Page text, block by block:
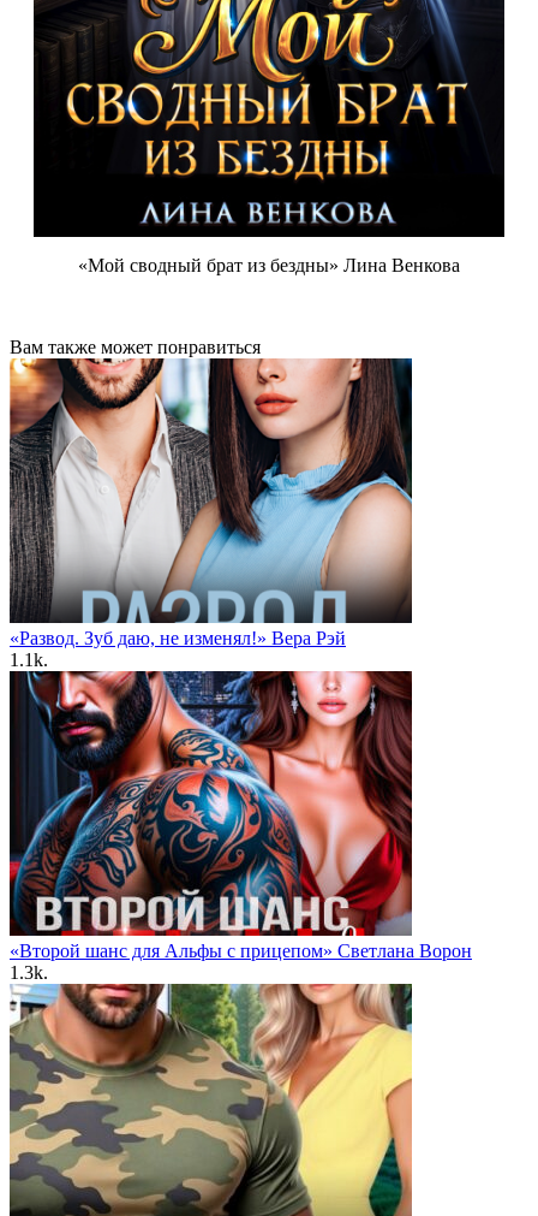
«Мой сводный брат из бездны» Лина Венкова
Вам также может понравиться
«Развод. Зуб даю, не изменял!» Вера Рэй
1.1k.
«Второй шанс для Альфы с прицепом» Светлана Ворон
1.3k.